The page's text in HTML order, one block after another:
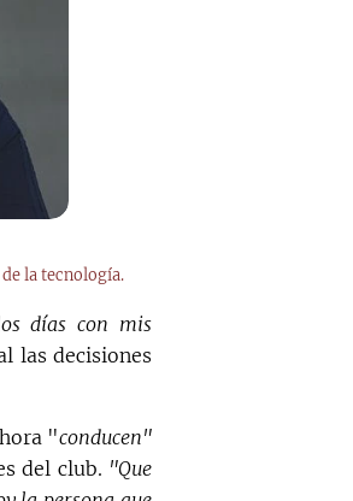
la tecnología.
días con mis
las decisiones
"conducen"
del club. "Que